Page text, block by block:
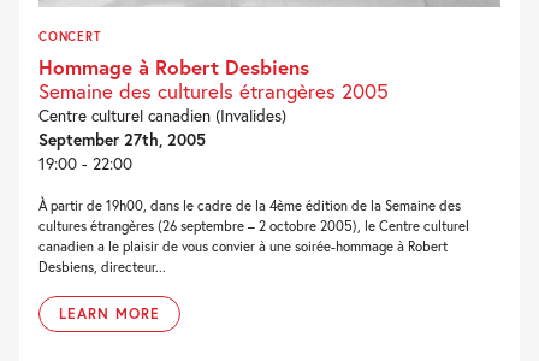
CONCERT
Hommage à Robert Desbiens
Semaine des culturels étrangères 2005
Centre culturel canadien (Invalides)
September 27th, 2005
19:00 - 22:00
À partir de 19h00, dans le cadre de la 4ème édition de la Semaine des
cultures étrangères (26 septembre – 2 octobre 2005), le Centre culturel
canadien a le plaisir de vous convier à une soirée-hommage à Robert
Desbiens, directeur...
LEARN MORE